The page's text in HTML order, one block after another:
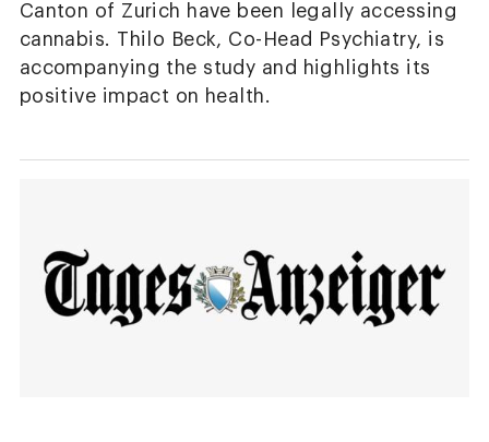
Canton of Zurich have been legally accessing
cannabis. Thilo Beck, Co-Head Psychiatry, is
accompanying the study and highlights its
positive impact on health.